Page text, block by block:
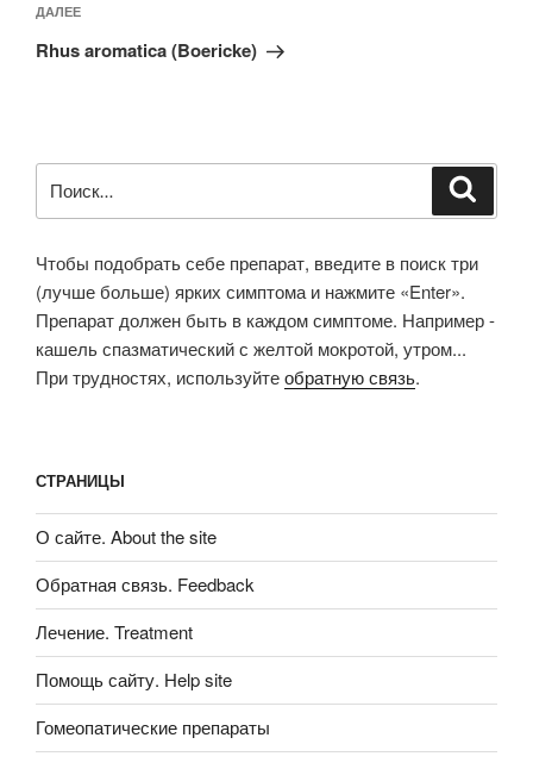
Следующая
запись
ДАЛЕЕ
Rhus aromatica (Boericke)
Чтобы подобрать себе препарат, введите в поиск три
(лучше больше) ярких симптома и нажмите «Enter».
Препарат должен быть в каждом симптоме. Например -
кашель спазматический с желтой мокротой, утром...
При трудностях, используйтеобратную связь.
СТРАНИЦЫ
О сайте. About the site
Обратная связь. Feedback
Лечение. Treatment
Помощь сайту. Help site
Гомеопатические препараты